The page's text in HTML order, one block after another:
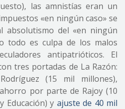
las amnistías eran un
«en ningún caso» se
absolutismo del «en ningún
todo es culpa de los malos
antipatrióticos. El
tres portadas de La Razón:
(15 mil millones),
por parte de Rajoy (10
Educación) y ajuste de 40 mil